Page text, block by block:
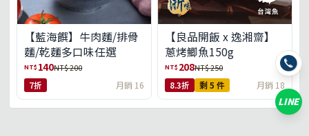
【藍海饌】牛肉麵/排骨
麵/乾麵多口味任選
NT$ 140NT$ 200
7折 月銷 16
【良品開飯 x 逸湘齋】
蔥烤鯽魚150g
NT$ 208NT$ 250
8.3折 剩 5 件 月銷 18
LINE